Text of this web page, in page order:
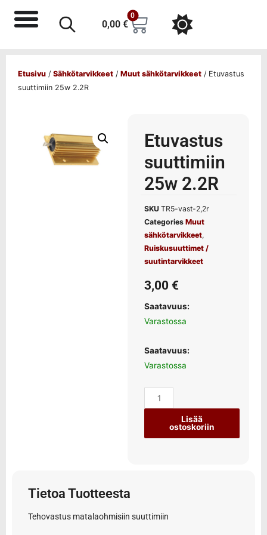
0,00 €
0
Etusivu / Sähkötarvikkeet / Muut sähkötarvikkeet / Etuvastus
suuttimiin 25w 2.2R
Etuvastus
suuttimiin
25w 2.2R
SKU TR5-vast-2,2r
Categories Muut
sähkötarvikkeet,
Ruiskusuuttimet /
suutintarvikkeet
3,00 €
Saatavuus:
Varastossa
Saatavuus:
Varastossa
Lisää
ostoskoriin
Tietoa Tuotteesta
Tehovastus matalaohmisiin suuttimiin